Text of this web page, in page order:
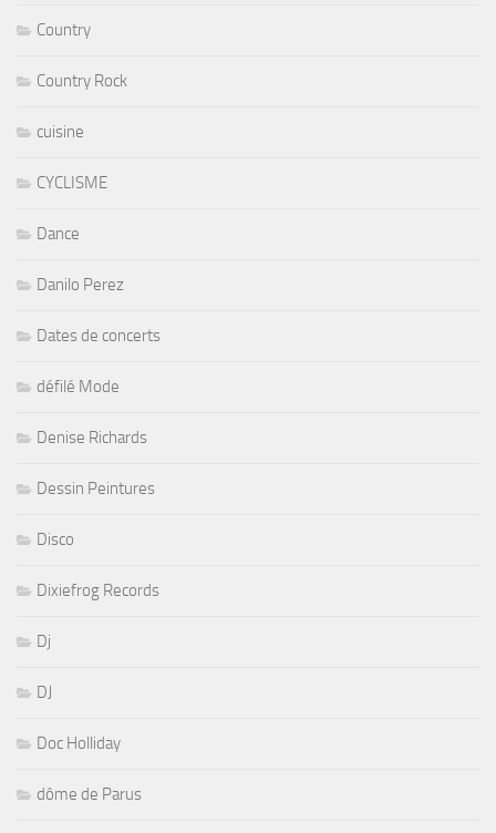
Country
Country Rock
cuisine
CYCLISME
Dance
Danilo Perez
Dates de concerts
défilé Mode
Denise Richards
Dessin Peintures
Disco
Dixiefrog Records
Dj
DJ
Doc Holliday
dôme de Parus